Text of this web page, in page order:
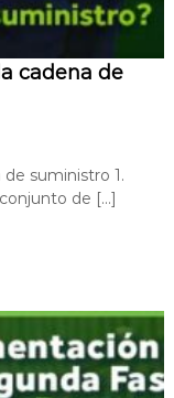
cadena de
suministro 1.
de […]